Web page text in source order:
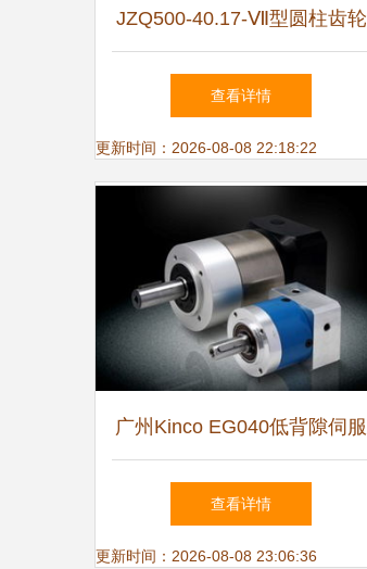
JZQ500-40.17-Ⅶ型圆柱齿轮
减速机 结构、特性与应用解
析
查看详情
更新时间：2026-08-08 22:18:22
广州Kinco EG040低背隙伺服
专用减速电机 产品规格参数
及换向器说明
查看详情
更新时间：2026-08-08 23:06:36